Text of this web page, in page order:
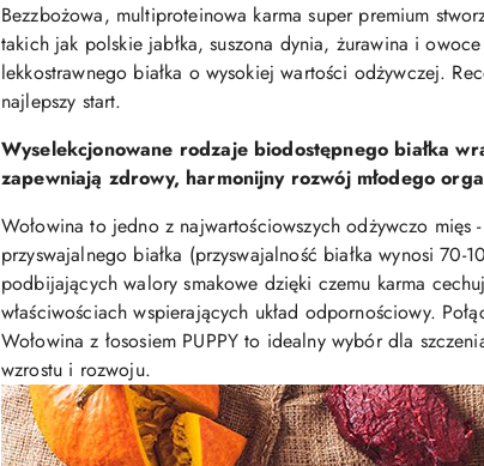
Bezzbożowa, multiproteinowa karma super premium
takich jak polskie jabłka, suszona dynia, żurawina i
lekkostrawnego białka o wysokiej wartości odżywczej.
najlepszy start.
Wyselekcjonowane rodzaje biodostępnego białka
zapewniają zdrowy, harmonijny rozwój młodego
Wołowina to jedno z najwartościowszych odżywczo
przyswajalnego białka (przyswajalność białka wynosi
podbijających walory smakowe dzięki czemu karma
właściwościach wspierających układ odpornościowy.
Wołowina z łososiem PUPPY to idealny wybór dla
wzrostu i rozwoju.